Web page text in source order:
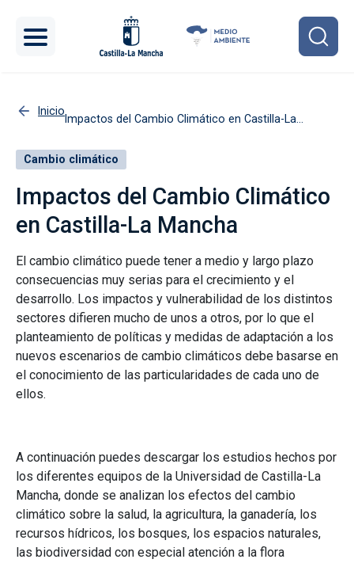
Inicio
Impactos del Cambio Climático en Castilla-La
Cambio climático
Impactos del Cambio Climático
en Castilla-La Mancha
El cambio climático puede tener a medio y largo plazo
consecuencias muy serias para el crecimiento y el
desarrollo. Los impactos y vulnerabilidad de los distintos
sectores difieren mucho de unos a otros, por lo que el
planteamiento de políticas y medidas de adaptación a los
nuevos escenarios de cambio climáticos debe basarse en
el conocimiento de las particularidades de cada uno de
ellos.
A continuación puedes descargar los estudios hechos por
los diferentes equipos de la Universidad de Castilla-La
Mancha, donde se analizan los efectos del cambio
climático sobre la salud, la agricultura, la ganadería, los
recursos hídricos, los bosques, los espacios naturales,
las biodiversidad con especial atención a la flora